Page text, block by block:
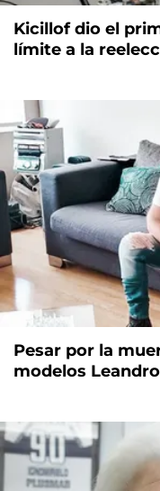
Kicillof dio el
límite a la
Pesar por la
modelos